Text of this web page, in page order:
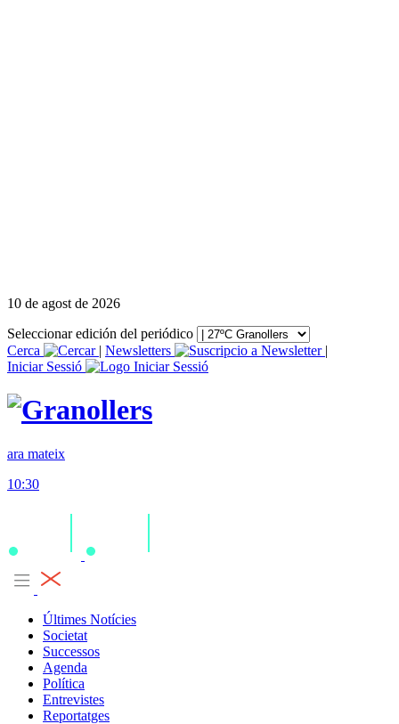
10 de agost de 2026
Seleccionar edición del periódico
Cerca
| Newsletters
|
Iniciar Sessió
ara mateix
10:30
Últimes Notícies
Societat
Successos
Agenda
Política
Entrevistes
Reportatges